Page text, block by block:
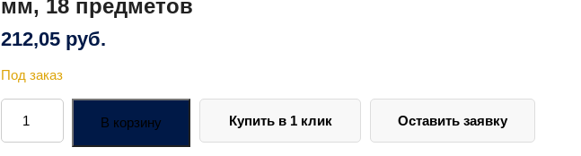
мм, 18 предметов
212,05 руб.
Под заказ
Количество
товара
S04H2118S
Набор
В корзину Оставить заявку
Купить в 1 клик